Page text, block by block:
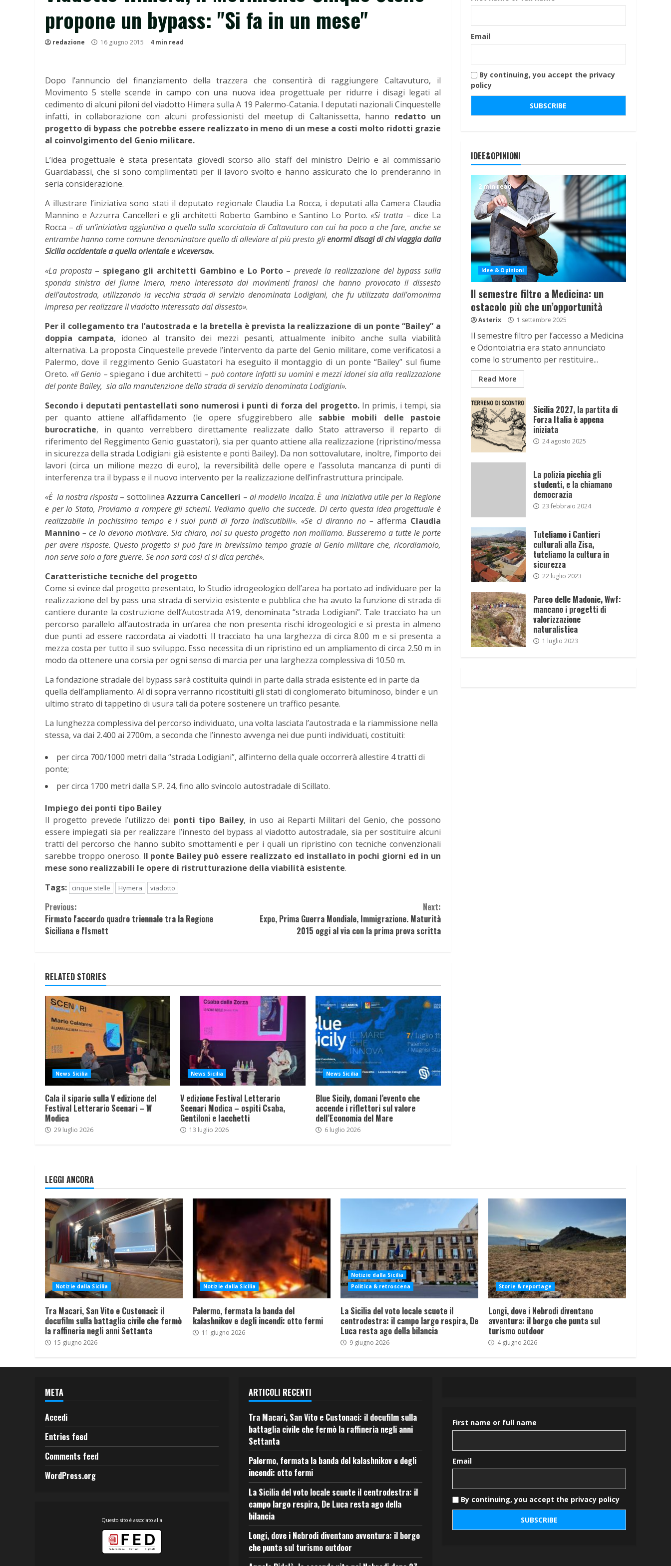
propone un bypass: "Si fa in un mese"
redazione 16 giugno 2015 4 min read
Dopo l’annuncio del finanziamento della trazzera che consentirà di raggiungere Caltavuturo, il
Movimento 5 stelle scende in campo con una nuova idea progettuale per ridurre i disagi legati al
cedimento di alcuni piloni del viadotto Himera sulla A 19 Palermo-Catania. I deputati nazionali Cinquestelle
infatti, in collaborazione con alcuni professionisti del meetup di Caltanissetta, hanno redatto un
progetto di bypass che potrebbe essere realizzato in meno di un mese a costi molto ridotti grazie
al coinvolgimento del Genio militare.
L’idea progettuale è stata presentata giovedì scorso allo staff del ministro Delrio e al commissario
Guardabassi, che si sono complimentati per il lavoro svolto e hanno assicurato che lo prenderanno in
seria considerazione.
A illustrare l’iniziativa sono stati il deputato regionale Claudia La Rocca, i deputati alla Camera Claudia
Mannino e Azzurra Cancelleri e gli architetti Roberto Gambino e Santino Lo Porto.«Si tratta– dice La
Rocca –di un’iniziativa aggiuntiva a quella sulla scorciatoia di Caltavuturo con cui ha poco a che fare, anche se
entrambe hanno come comune denominatore quello di alleviare al più presto glienormi disagi di chi viaggia dalla
Sicilia occidentale a quella orientale e viceversa».
«La proposta– spiegano gli architetti Gambino e Lo Porto– prevede la realizzazione del bypass sulla
sponda sinistra del fiume Imera, meno interessata dai movimenti franosi che hanno provocato il dissesto
dell’autostrada, utilizzando la vecchia strada di servizio denominata Lodigiani, che fu utilizzata dall’omonima
impresa per realizzare il viadotto interessato dal dissesto».
Per il collegamento tra l’autostrada e la bretella è prevista la realizzazione di un ponte “Bailey” a
doppia campata, idoneo al transito dei mezzi pesanti, attualmente inibito anche sulla viabilità
alternativa. La proposta Cinquestelle prevede l’intervento da parte del Genio militare, come verificatosi a
Palermo, dove il reggimento Genio Guastatori ha eseguito il montaggio di un ponte “Bailey” sul fiume
Oreto. «Il Genio – spiegano i due architetti – può contare infatti su uomini e mezzi idonei sia alla realizzazione
del ponte Bailey, sia alla manutenzione della strada di servizio denominata Lodigiani».
Secondo i deputati pentastellati sono numerosi i punti di forza del progetto. In primis, i tempi, sia
per quanto attiene all’affidamento (le opere sfuggirebbero alle sabbie mobili delle pastoie
burocratiche, in quanto verrebbero direttamente realizzate dallo Stato attraverso il reparto di
riferimento del Reggimento Genio guastatori), sia per quanto attiene alla realizzazione (ripristino/messa
in sicurezza della strada Lodigiani già esistente e ponti Bailey). Da non sottovalutare, inoltre, l’importo dei
lavori (circa un milione mezzo di euro), la reversibilità delle opere e l’assoluta mancanza di punti di
interferenza tra il bypass e il nuovo intervento per la realizzazione dell’infrastruttura principale.
«È la nostra risposta – sottolineaAzzurra Cancelleri – al modello Incalza. È una iniziativa utile per la Regione
e per lo Stato, Proviamo a rompere gli schemi. Vediamo quello che succede. Di certo questa idea progettuale è
realizzabile in pochissimo tempo e i suoi punti di forza indiscutibili». «Se ci diranno no –afferma Claudia
Mannino – ce lo devono motivare. Sia chiaro, noi su questo progetto non molliamo. Busseremo a tutte le porte
per avere risposte. Questo progetto si può fare in brevissimo tempo grazie al Genio militare che, ricordiamolo,
non serve solo a fare guerre. Se non sarà così ci si dica perché».
Caratteristiche tecniche del progetto
Come si evince dal progetto presentato, lo Studio idrogeologico dell’area ha portato ad individuare per la
realizzazione del by pass una strada di servizio esistente e pubblica che ha avuto la funzione di strada di
cantiere durante la costruzione dell’Autostrada A19, denominata “strada Lodigiani”. Tale tracciato ha un
percorso parallelo all’autostrada in un’area che non presenta rischi idrogeologici e si presta in almeno
due punti ad essere raccordata ai viadotti. Il tracciato ha una larghezza di circa 8.00 m e si presenta a
mezza costa per tutto il suo sviluppo. Esso necessita di un ripristino ed un ampliamento di circa 2.50 m in
modo da ottenere una corsia per ogni senso di marcia per una larghezza complessiva di 10.50 m.
La fondazione stradale del bypass sarà costituita quindi in parte dalla strada esistente ed in parte da
quella dell’ampliamento. Al di sopra verranno ricostituiti gli stati di conglomerato bituminoso, binder e un
ultimo strato di tappetino di usura tali da potere sostenere un traffico pesante.
La lunghezza complessiva del percorso individuato, una volta lasciata l’autostrada e la riammissione nella
stessa, va dai 2.400 ai 2700m, a seconda che l’innesto avvenga nei due punti individuati, costituiti:
per circa 700/1000 metri dalla “strada Lodigiani”, all’interno della quale occorrerà allestire 4 tratti di
ponte;
per circa 1700 metri dalla S.P. 24, fino allo svincolo autostradale di Scillato.
Impiego dei ponti tipo Bailey
Il progetto prevede l’utilizzo dei ponti tipo Bailey, in uso ai Reparti Militari del Genio, che possono
essere impiegati sia per realizzare l’innesto del bypass al viadotto autostradale, sia per sostituire alcuni
tratti del percorso che hanno subito smottamenti e per i quali un ripristino con tecniche convenzionali
sarebbe troppo oneroso. Il ponte Bailey può essere realizzato ed installato in pochi giorni ed in un
mese sono realizzabili le opere di ristrutturazione della viabilità esistente.
Tags:
cinque stelle Hymera viadotto
Continue
Reading
Previous:
Firmato l'accordo quadro triennale tra la Regione
Siciliana e l'Ismett
Next:
Expo, Prima Guerra Mondiale, Immigrazione. Maturità
2015 oggi al via con la prima prova scritta
RELATED STORIES
News Sicilia
Cala il sipario sulla V edizione del
Festival Letterario Scenari – W
Modica
29 luglio 2026
News Sicilia
V edizione Festival Letterario
Scenari Modica – ospiti Csaba,
Gentiloni e Iacchetti
13 luglio 2026
News Sicilia
Blue Sicily, domani l’evento che
accende i riflettori sul valore
dell’Economia del Mare
6 luglio 2026
Email
By continuing, you accept the privacy
policy
IDEE&OPINIONI
2 min read
Idee & Opinioni
Il semestre filtro a Medicina: un
ostacolo più che un’opportunità
Asterix 1 settembre 2025
Il semestre filtro per l’accesso a Medicina
e Odontoiatria era stato annunciato
come lo strumento per restituire...
Read More
Sicilia 2027, la partita di
Forza Italia è appena
iniziata
24 agosto 2025
La polizia picchia gli
studenti, e la chiamano
democrazia
23 febbraio 2024
Tuteliamo i Cantieri
culturali alla Zisa,
tuteliamo la cultura in
sicurezza
22 luglio 2023
Parco delle Madonie, Wwf:
mancano i progetti di
valorizzazione
naturalistica
1 luglio 2023
LEGGI ANCORA
Notizie dalla Sicilia
Tra Macari, San Vito e Custonaci: il
docufilm sulla battaglia civile che fermò
la raffineria negli anni Settanta
15 giugno 2026
Notizie dalla Sicilia
Palermo, fermata la banda del
kalashnikov e degli incendi: otto fermi
11 giugno 2026
Notizie dalla Sicilia
Politica & retroscena
La Sicilia del voto locale scuote il
centrodestra: il campo largo respira, De
Luca resta ago della bilancia
9 giugno 2026
Storie & reportage
Longi, dove i Nebrodi diventano
avventura: il borgo che punta sul
turismo outdoor
4 giugno 2026
META
Accedi
Entries feed
Comments feed
WordPress.org
Questo sito è associato alla
ARTICOLI RECENTI
Tra Macari, San Vito e Custonaci: il docufilm sulla
battaglia civile che fermò la raffineria negli anni
Settanta
Palermo, fermata la banda del kalashnikov e degli
incendi: otto fermi
La Sicilia del voto locale scuote il centrodestra: il
campo largo respira, De Luca resta ago della
bilancia
Longi, dove i Nebrodi diventano avventura: il borgo
che punta sul turismo outdoor
First name or full name
Email
By continuing, you accept the privacy policy